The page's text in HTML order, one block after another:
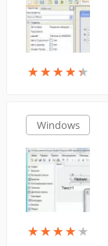
★★★★★
★★★★★
Windows
★★★★★
★★★★★